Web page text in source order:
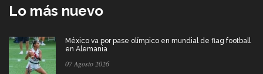
Lo más nuevo
México va por pase olímpico en mundial de flag football
en Alemania
07 Agosto 2026